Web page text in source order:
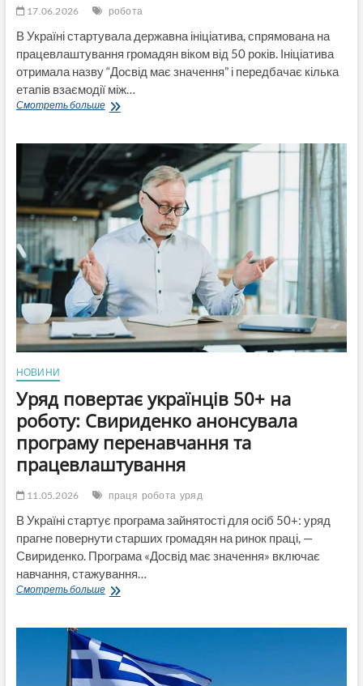
17.06.2026 робота
В Україні стартувала державна ініціатива, спрямована на
працевлаштування громадян віком від 50 років. Ініціатива
отримала назву “Досвід має значення” і передбачає кілька
етапів взаємодії між…
Смотреть большеВ
програма
працевлаштування
для
людей
50+:
як
взяти
НОВИНИ
Уряд повертає українців 50+ на
роботу: Свириденко анонсувала
програму перенавчання та
працевлаштування
11.05.2026 праця робота уряд
В Україні стартує програма зайнятості для осіб 50+: уряд
прагне повернути старших громадян на ринок праці, —
Свириденко. Програма «Досвід має значення» включає
навчання, стажування…
Смотреть большеУряд
на
роботу:
Свириденко